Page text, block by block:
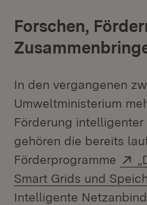
Forschen,
In den vergangenen
Umweltministerium
Förderung
gehören die bereits
Förderprogramme
Smart Grids und
Intelligente